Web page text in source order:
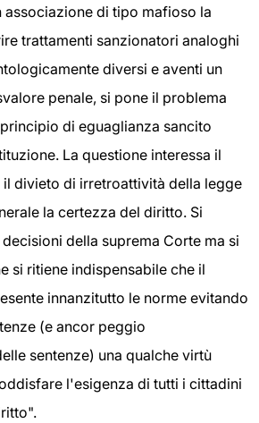
di tipo mafioso la
trattamenti sanzionatori analoghi
diversi e aventi un
penale, si pone il problema
di eguaglianza sancito
La questione interessa il
divieto di irretroattività della legge
la certezza del diritto. Si
della suprema Corte ma si
si ritiene indispensabile che il
innanzitutto le norme evitando
(e ancor peggio
sentenze) una qualche virtù
l'esigenza di tutti i cittadini